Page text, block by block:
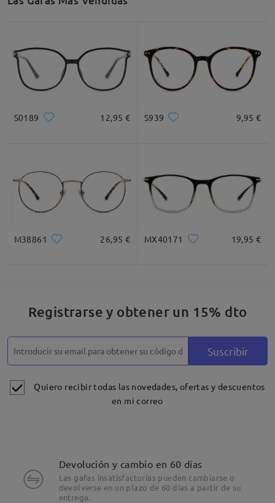
S0189 12,95 € S939 9,95 €
M38861 26,95 € MX40171 19,95 €
Registrarse y obtener un 15% dto
Suscribir
Quiero recibir todas las novedades, ofertas y descuentos
en mi correo
Devolución y cambio en 60 días
Las gafas insatisfactorias pueden cambiarse o
devolverse en un plazo de 60 días a partir de su
entrega.